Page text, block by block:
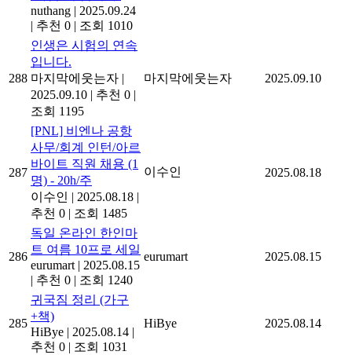
nuthang | 2025.09.24
| 추천 0 | 조회 1010
288
인생은 시험의 연속
입니다.
마지막에웃는자 |
2025.09.10 | 추천 0 |
조회 1195
마지막에웃는자 2025.09.10
287
[PNL] 비엔나 공항
사무/회계 인턴/아르
바이트 직원 채용 (1
명) - 20h/주
이수인 | 2025.08.18 |
추천 0 | 조회 1485
이수인 2025.08.18
286
독일 온라인 한인마
트 여름 10프로 세일
eurumart | 2025.08.15
| 추천 0 | 조회 1240
eurumart 2025.08.15
285
귀국짐 정리 (가구
+책)
HiBye | 2025.08.14 |
추천 0 | 조회 1031
HiBye 2025.08.14